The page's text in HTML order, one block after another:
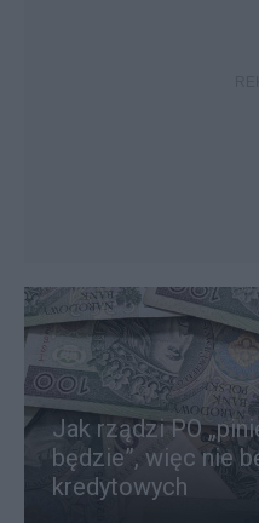
Jak rządzi PO
będzie”, więc nie
kredytowych